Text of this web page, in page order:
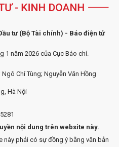
tư (Bộ Tài chính) - Báo điện tử
1 năm 2026 của Cục Báo chí.
Chí Tùng; Nguyễn Văn Hồng
Hà Nội
nội dung trên website này.
phải có sự đồng ý bằng văn bản